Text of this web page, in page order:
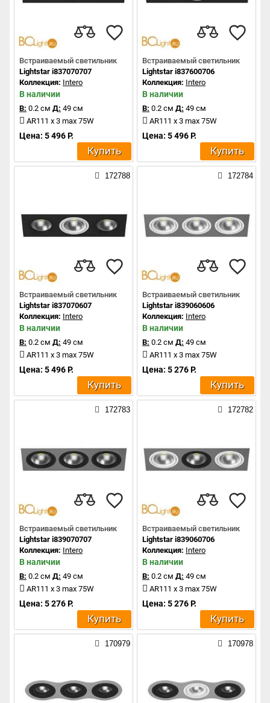
Встраиваемый светильник
Lightstar i837070707
Коллекция: Intero
В наличии
В: 0.2 см Д: 49 см
AR111 x 3 max 75W
Цена: 5 496 Р.
Купить
Встраиваемый светильник
Lightstar i837600706
Коллекция: Intero
В наличии
В: 0.2 см Д: 49 см
AR111 x 3 max 75W
Цена: 5 496 Р.
Купить
172788
Встраиваемый светильник
Lightstar i837070607
Коллекция: Intero
В наличии
В: 0.2 см Д: 49 см
AR111 x 3 max 75W
Цена: 5 496 Р.
Купить
172784
Встраиваемый светильник
Lightstar i839060606
Коллекция: Intero
В наличии
В: 0.2 см Д: 49 см
AR111 x 3 max 75W
Цена: 5 276 Р.
Купить
172783
Встраиваемый светильник
Lightstar i839070707
Коллекция: Intero
В наличии
В: 0.2 см Д: 49 см
AR111 x 3 max 75W
Цена: 5 276 Р.
Купить
172782
Встраиваемый светильник
Lightstar i839060706
Коллекция: Intero
В наличии
В: 0.2 см Д: 49 см
AR111 x 3 max 75W
Цена: 5 276 Р.
Купить
170979 170978